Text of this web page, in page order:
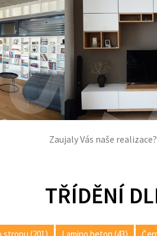
Zaujaly Vás naše realizace?
TŘÍDĚNÍ